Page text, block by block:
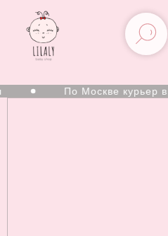
По Москве курьер